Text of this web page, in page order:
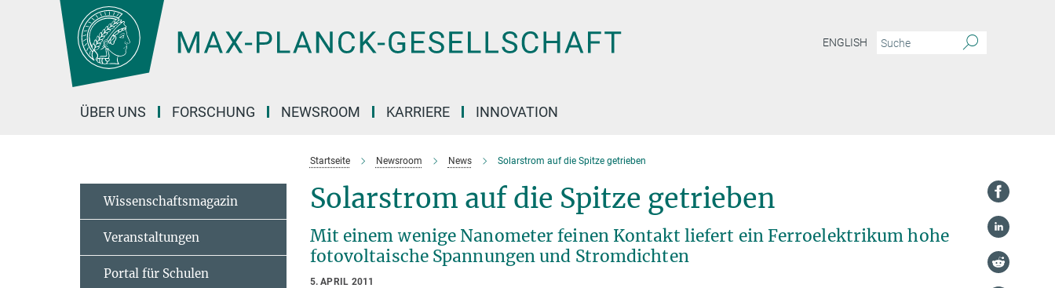
Hauptinhalt
ENGLISH
ÜBER UNS FORSCHUNG NEWSROOM KARRIERE INNOVATION
Startseite Newsroom News Solarstrom auf die Spitze getrieben
Solarstrom auf die Spitze getrieben
Mit einem wenige Nanometer feinen Kontakt liefert ein Ferroelektrikum hohe
fotovoltaische Spannungen und Stromdichten
5. APRIL 2011
Wissenschaftsmagazin
Veranstaltungen
Portal für Schulen